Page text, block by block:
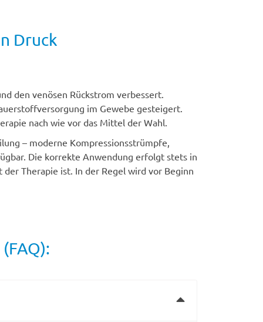
Druck
den venösen Rückstrom verbessert.
im Gewebe gesteigert.
nach wie vor das Mittel der Wahl.
– moderne Kompressionsstrümpfe,
Die korrekte Anwendung erfolgt stets in
Therapie ist. In der Regel wird vor Beginn